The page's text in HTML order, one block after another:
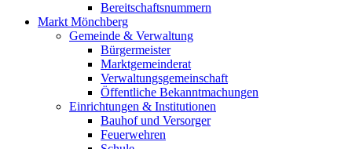
Bereitschaftsnummern
Markt Mönchberg
Gemeinde & Verwaltung
Bürgermeister
Marktgemeinderat
Verwaltungsgemeinschaft
Öffentliche Bekanntmachungen
Einrichtungen & Institutionen
Bauhof und Versorger
Feuerwehren